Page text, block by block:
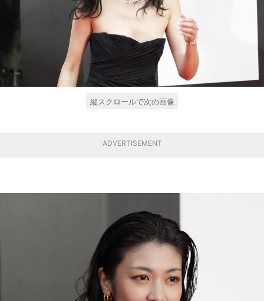
縦スクロールで次の画像
ADVERTISEMENT